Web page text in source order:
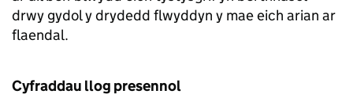
drwy gydol y drydedd flwyddyn y mae eich arian ar
flaendal.
Cyfraddau llog presennol